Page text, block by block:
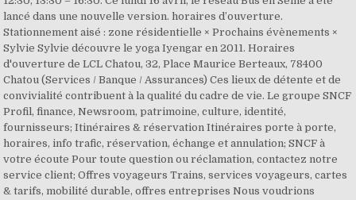
lancé dans une nouvelle version. horaires d’ouverture.
Stationnement aisé : zone résidentielle × Prochains évènements ×
Sylvie Sylvie découvre le yoga Iyengar en 2011. Horaires
d'ouverture de LCL Chatou, 32, Place Maurice Berteaux, 78400
Chatou (Services / Banque / Assurances) Ces lieux de détente et de
convivialité contribuent à la qualité du cadre de vie. Le groupe SNCF
Profil, finance, Newsroom, patrimoine, culture, identité,
fournisseurs; Itinéraires & réservation Itinéraires porte à porte,
horaires, info trafic, réservation, échange et annulation; SNCF à
votre écoute Pour toute question ou réclamation, contactez notre
service client; Offres voyageurs Trains, services voyageurs, cartes
& tarifs, mobilité durable, offres entreprises Nous voudrions